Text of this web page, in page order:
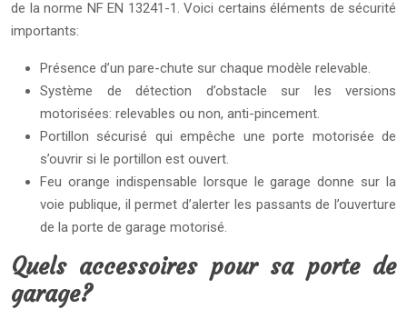
de la norme NF EN 13241-1. Voici certains éléments de sécurité
importants:
Présence d’un pare-chute sur chaque modèle relevable.
Système de détection d’obstacle sur les versions
motorisées: relevables ou non, anti-pincement.
Portillon sécurisé qui empêche une porte motorisée de
s’ouvrir si le portillon est ouvert.
Feu orange indispensable lorsque le garage donne sur la
voie publique, il permet d’alerter les passants de l’ouverture
de la porte de garage motorisé.
Quels accessoires pour sa porte de
garage?